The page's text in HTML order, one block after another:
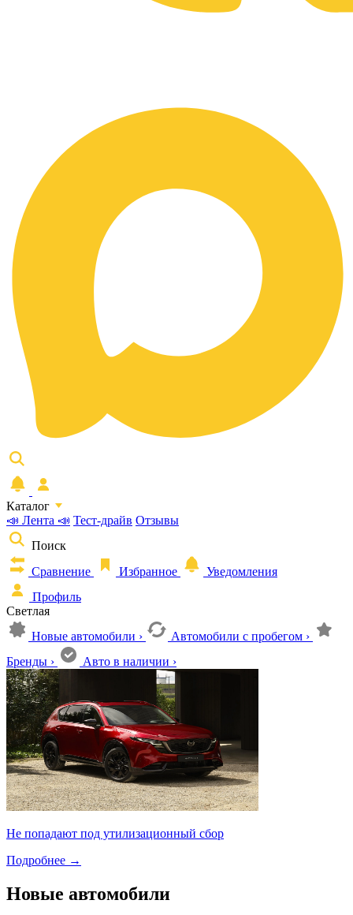
Каталог
📣 Лента 📣 Тест-драйв Отзывы
Поиск
Сравнение
Избранное
Уведомления
Профиль
Светлая
Новые автомобили › Автомобили с пробегом ›
Бренды › Авто в наличии ›
Не попадают под утилизационный сбор
Подробнее →
Новые автомобили